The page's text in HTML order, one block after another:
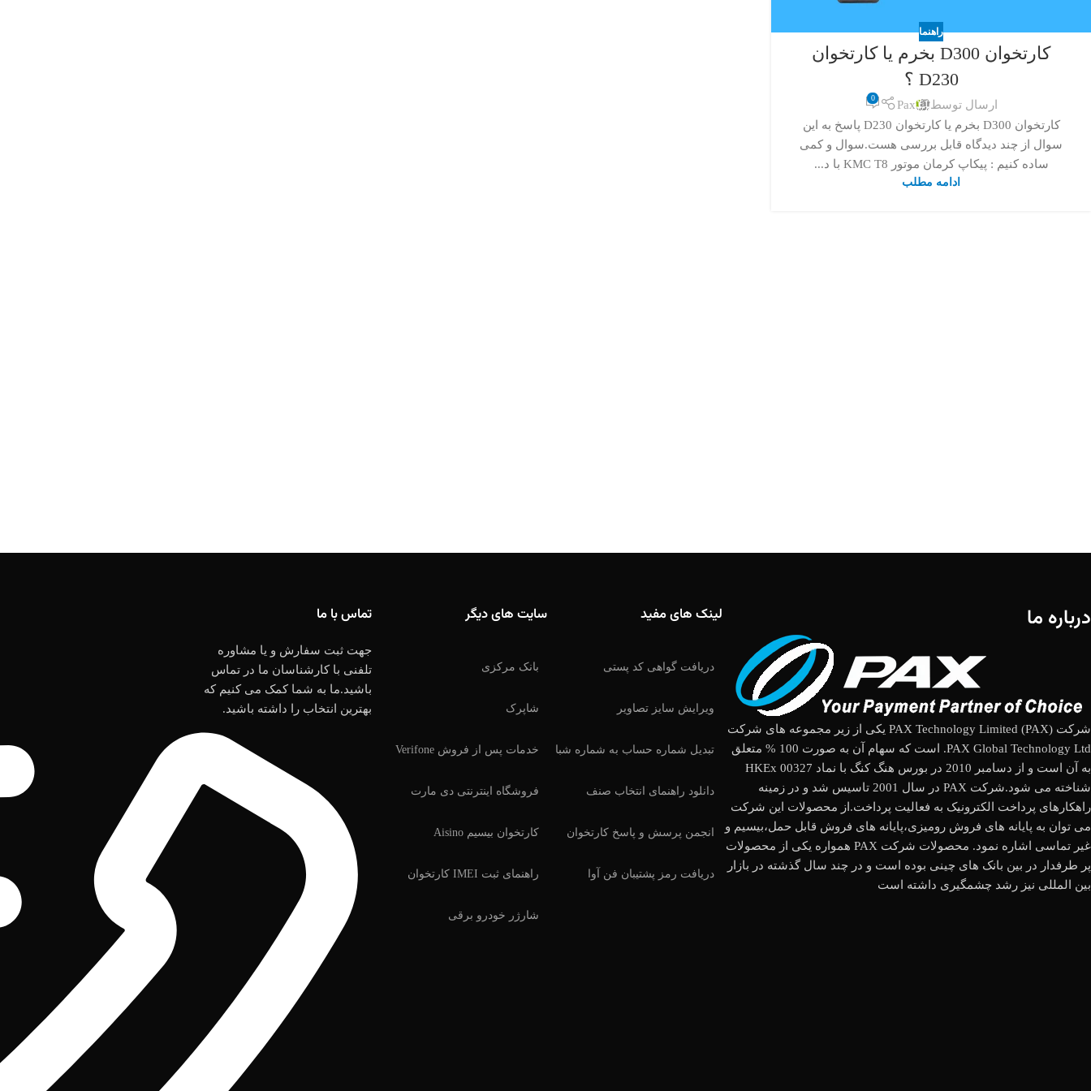
راهنما
کارتخوان D300 بخرم یا کارتخوان
D230 ؟
ارسال توسط Pax
0
کارتخوان D300 بخرم یا کارتخوان D230 پاسخ به این
سوال از چند دیدگاه قابل بررسی هست.سوال و کمی
ساده کنیم : پیکاپ کرمان موتور KMC T8 با د...
ادامه مطلب
درباره ما
شرکت (PAX Technology Limited (PAX یکی از زیر مجموعه های شرکت
PAX Global Technology Ltd. است که سهام آن به صورت 100 % متعلق
به آن است و از دسامبر 2010 در بورس هنگ کنگ با نماد HKEx 00327
شناخته می شود.شرکت PAX در سال 2001 تاسیس شد و در زمینه
راهکارهای پرداخت الکترونیک به فعالیت پرداخت.از محصولات این شرکت
می توان به پایانه های فروش رومیزی،پایانه های فروش قابل حمل،بیسیم و
غیر تماسی اشاره نمود. محصولات شرکت PAX همواره یکی از محصولات
پر طرفدار در بین بانک های چینی بوده است و در چند سال گذشته در بازار
بین المللی نیز رشد چشمگیری داشته است
لینک های مفید
دریافت گواهی کد پستی
ویرایش سایز تصاویر
تبدیل شماره حساب به شماره شبا
دانلود راهنمای انتخاب صنف
انجمن پرسش و پاسخ کارتخوان
دریافت رمز پشتیبان فن آوا
سایت های دیگر
بانک مرکزی
شاپرک
خدمات پس از فروش Verifone
فروشگاه اینترنتی دی مارت
کارتخوان بیسیم Aisino
راهنمای ثبت IMEI کارتخوان
شارژر خودرو برقی
تماس با ما
جهت ثبت سفارش و یا مشاوره
تلفنی با کارشناسان ما در تماس
باشید.ما به شما کمک می کنیم که
بهترین انتخاب را داشته باشید.